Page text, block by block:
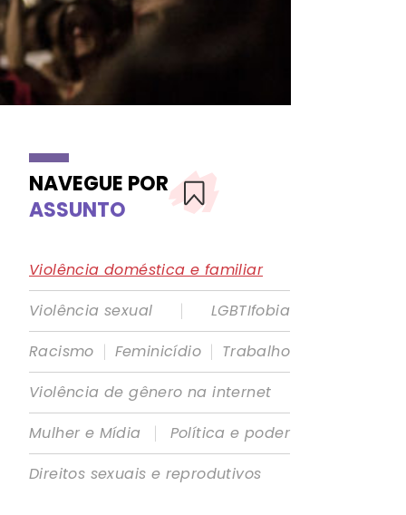
NAVEGUE POR
ASSUNTO
Violência doméstica e familiar
Violência sexual
|
LGBTIfobia
Racismo | Feminicídio | Trabalho
Violência de gênero na internet
Mulher e Mídia
|
Política e poder
Direitos sexuais e reprodutivos